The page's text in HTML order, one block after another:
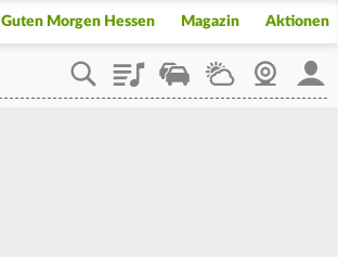
Guten Morgen Hessen Magazin Aktionen
PlaylistStaupilotWetterWebcam